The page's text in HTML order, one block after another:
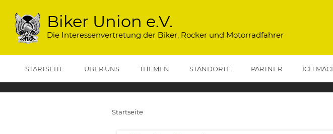
Inhalt
Biker Union e.V.
Die Interessenvertretung der Biker, Rocker und Motorradfahrer
STARTSEITE ÜBER UNS THEMEN STANDORTE PARTNER ICH
Startseite